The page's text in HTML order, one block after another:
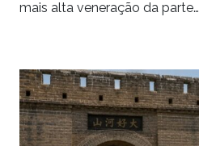
mais alta veneração da parte…